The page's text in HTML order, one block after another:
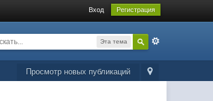
Вход Регистрация
Эта тема
Просмотр новых публикаций